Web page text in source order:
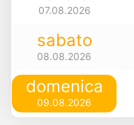
07.08.2026
sabato
08.08.2026
domenica
09.08.2026